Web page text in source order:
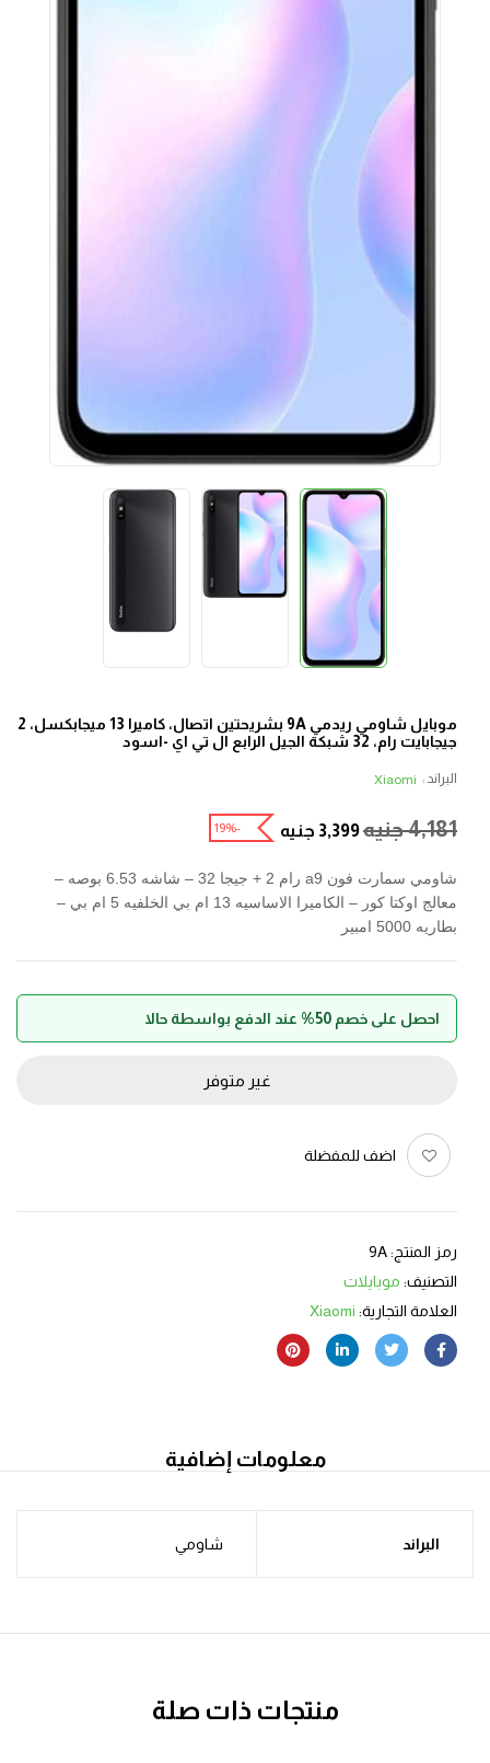
موبايل شاومي ريدمي 9A بشريحتين اتصال، كاميرا 13 ميجابكسل، 2
جيجابايت رام، 32 شبكة الجيل الرابع ال تي اي -اسود
البراند : Xiaomi
4,181جنيه3,399 جنيه -19%
شاومي سمارت فون a9 رام 2 + جيجا 32 – شاشه 6.53 بوصه –
معالج اوكتا كور – الكاميرا الاساسيه 13 ام بي الخلفيه 5 ام بي –
بطاريه 5000 امبير
احصل على خصم 50% عند الدفع بواسطة حالا
غير متوفر
اضف للمفضلة
رمز المنتج:9A
التصنيف: موبايلات
العلامة التجارية: Xiaomi
معلومات إضافية
البراند شاومي
منتجات ذات صلة